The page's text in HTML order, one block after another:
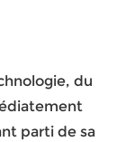
du
parti de sa